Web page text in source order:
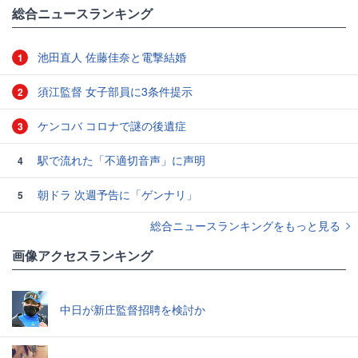
総合ニュースランキング
1 池田直人 佐藤佳奈と電撃結婚
2 須江監督 女子部員に3条件提示
3 ケンコバ コロナで謎の後遺症
4 駅で流れた「不適切音声」に声明
5
朝ドラ 次週予告に「ゲンナリ」
総合ニュースランキングをもっと見る
画像アクセスランキング
中日が新庄監督招聘を検討か